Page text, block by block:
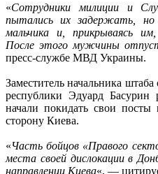
«Сотрудники милиции и
пытались их задержать, но
мальчика и, прикрываясь
После этого мужчины
пресс-службе МВД Украины.
Заместитель начальника
республики Эдуард Басурин
начали покидать свои
сторону Киева.
«Часть бойцов «Правого
места своей дислокации в
направлении Киева«, —